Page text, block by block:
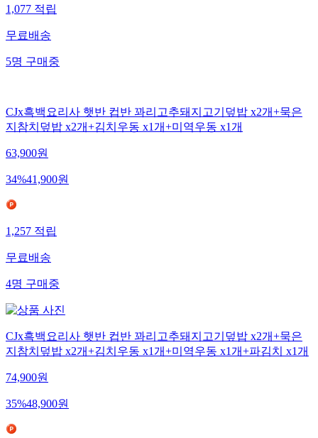
1,077적립
무료배송
5명구매중
CJx흑백요리사 햇반 컵반 꽈리고추돼지고기덮밥 x2개+묵은
지참치덮밥 x2개+김치우동 x1개+미역우동 x1개
63,900원
34%41,900원
1,257적립
무료배송
4명구매중
CJx흑백요리사 햇반 컵반 꽈리고추돼지고기덮밥 x2개+묵은
지참치덮밥 x2개+김치우동 x1개+미역우동 x1개+파김치 x1개
74,900원
35%48,900원